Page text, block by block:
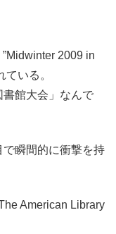
2009 in
いる。
館大会」なんで
瞬間的に衝撃を持
American Library